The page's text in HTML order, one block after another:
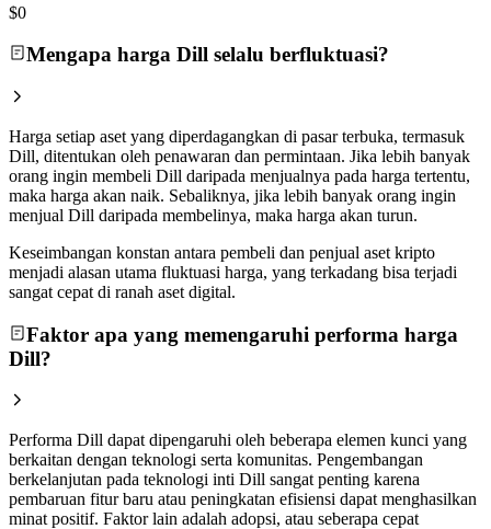
$0
Mengapa harga Dill selalu berfluktuasi?
Harga setiap aset yang diperdagangkan di pasar terbuka, termasuk
Dill, ditentukan oleh penawaran dan permintaan. Jika lebih banyak
orang ingin membeli Dill daripada menjualnya pada harga tertentu,
maka harga akan naik. Sebaliknya, jika lebih banyak orang ingin
menjual Dill daripada membelinya, maka harga akan turun.
Keseimbangan konstan antara pembeli dan penjual aset kripto
menjadi alasan utama fluktuasi harga, yang terkadang bisa terjadi
sangat cepat di ranah aset digital.
Faktor apa yang memengaruhi performa harga
Dill?
Performa Dill dapat dipengaruhi oleh beberapa elemen kunci yang
berkaitan dengan teknologi serta komunitas. Pengembangan
berkelanjutan pada teknologi inti Dill sangat penting karena
pembaruan fitur baru atau peningkatan efisiensi dapat menghasilkan
minat positif. Faktor lain adalah adopsi, atau seberapa cepat